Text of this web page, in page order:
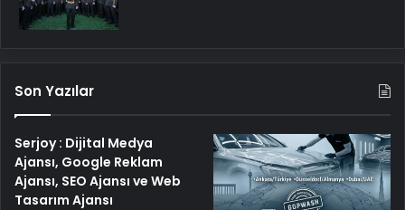
Son Yazılar
Serjoy : Dijital Medya
Ajansı, Google Reklam
Ajansı, SEO Ajansı ve Web
Tasarım Ajansı